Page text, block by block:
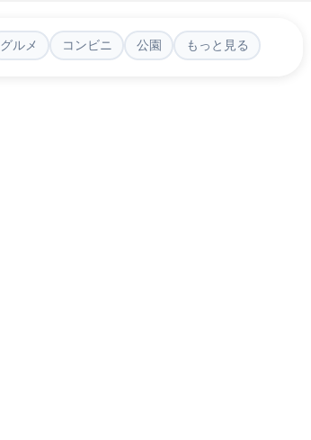
グルメ コンビニ 公園 もっと見る